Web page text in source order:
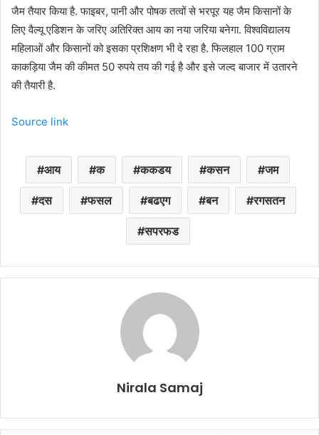
जैम तैयार किया है. फाइबर, पानी और पोषक तत्वों से भरपूर यह जैम किसानों के
लिए वैल्यू एडिशन के जरिए अतिरिक्त आय का नया जरिया बनेगा. विश्वविद्यालय
महिलाओं और किसानों को इसका प्रशिक्षण भी दे रहा है. फिलहाल 100 ग्राम
काकड़िया जैम की कीमत 50 रुपये तय की गई है और इसे जल्द बाजार में उतारने
की तैयारी है.
Source link
आय क ककडय कसन जम
दस फसल बढएग बन रगसतन
सपरफड
Nirala Samaj